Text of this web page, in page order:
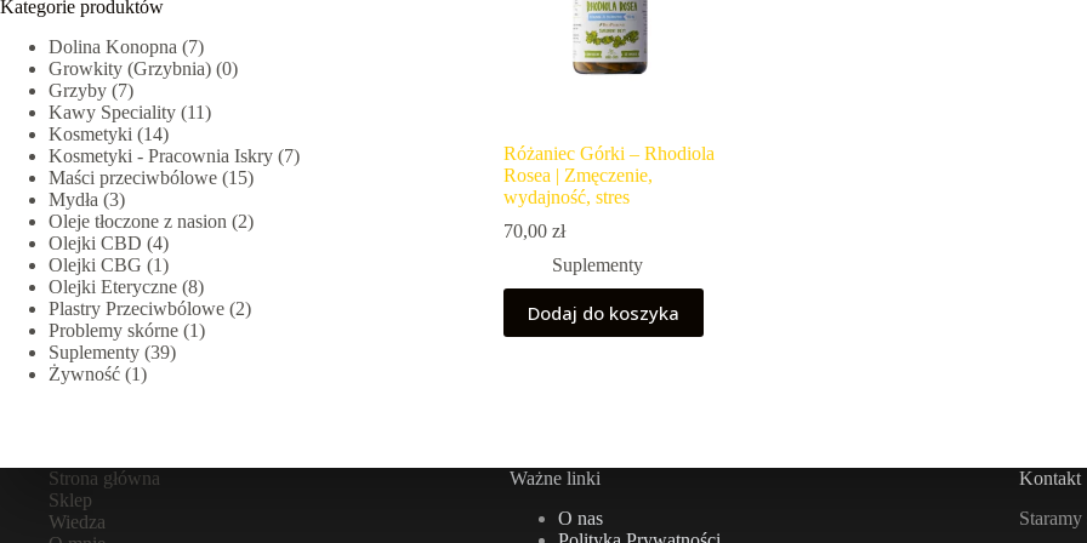
Różaniec Górki – Rhodiola
Rosea | Zmęczenie,
wydajność, stres
70,00 zł
Suplementy
Dodaj do koszyka
Kategorie produktów
Dolina Konopna (7)
Growkity (Grzybnia) (0)
Grzyby (7)
Kawy Speciality (11)
Kosmetyki (14)
Kosmetyki - Pracownia Iskry (7)
Maści przeciwbólowe (15)
Mydła (3)
Oleje tłoczone z nasion (2)
Olejki CBD (4)
Olejki CBG (1)
Olejki Eteryczne (8)
Plastry Przeciwbólowe (2)
Problemy skórne (1)
Suplementy (39)
Żywność (1)
Strona główna
Sklep
Wiedza
Ważne linki
O nas
Kontakt